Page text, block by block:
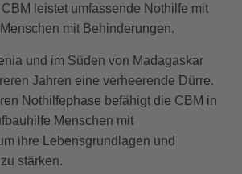
leistet umfassende Nothilfe mit
mit Behinderungen.
und im Süden von Madagaskar
Jahren eine verheerende Dürre.
Nothilfephase befähigt die CBM in
Menschen mit
ihre Lebensgrundlagen und
stärken.